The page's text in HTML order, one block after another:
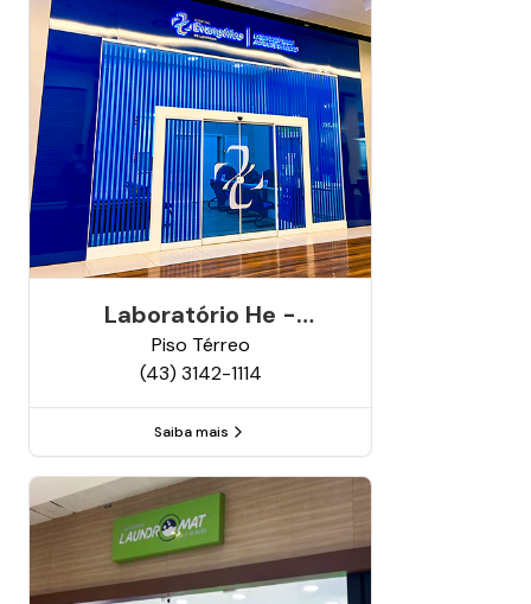
Laboratório He -
Análises Clínicas
Piso Térreo
(43) 3142-1114
Saiba mais